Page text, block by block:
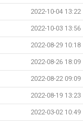
2022-10-04 13:22
2022-10-03 13:56
2022-08-29 10:18
2022-08-26 18:09
2022-08-22 09:09
2022-08-19 13:23
2022-03-02 10:49